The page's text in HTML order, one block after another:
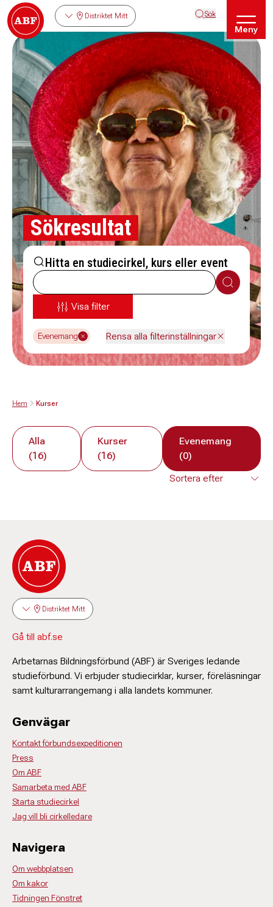
Distriktet Mitt Sök
Meny
Sökresultat
Hitta en studiecirkel, kurs eller event
Sök
Visa filter
Evenemang Rensa alla filterinställningar
Hem Kurser
Alla
(16)
Kurser
(16)
Evenemang
(0)
Distriktet Mitt
Gå till abf.se
Arbetarnas Bildningsförbund (ABF) är Sveriges ledande
studieförbund. Vi erbjuder studiecirklar, kurser, föreläsningar
samt kulturarrangemang i alla landets kommuner.
Genvägar
Kontakt förbundsexpeditionen
Press
Om ABF
Samarbeta med ABF
Starta studiecirkel
Jag vill bli cirkelledare
Navigera
Om webbplatsen
Om kakor
Tidningen Fönstret